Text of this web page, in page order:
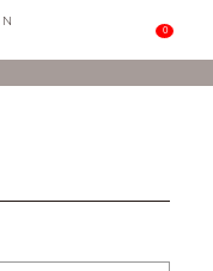
0